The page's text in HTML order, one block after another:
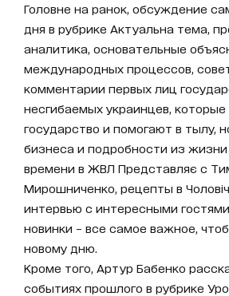
Головне на ранок, обсуждение
дня в рубрике Актуальна тема,
аналитика, основательные
международных процессов,
комментарии первых лиц
несгибаемых украинцев,
государство и помогают в тылу,
бизнеса и подробности из жизни
времени в ЖВЛ Представляє с
Мирошниченко, рецепты в
интервью с интересными
новинки – все самое важное,
новому дню.
Кроме того, Артур Бабенко
событиях прошлого в рубрике